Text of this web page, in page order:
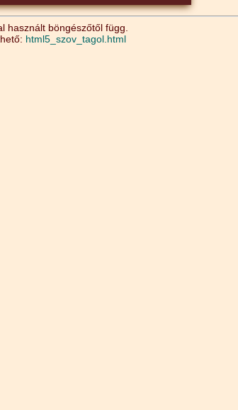
használt böngészőtől függ.
html5_szov_tagol.html